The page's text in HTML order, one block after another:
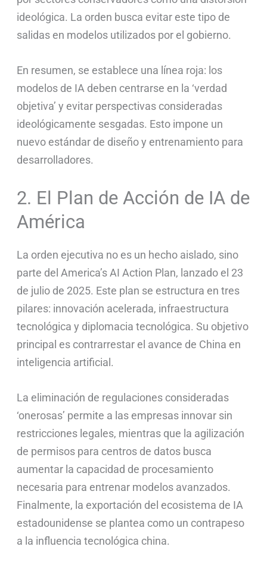
ideológica. La orden busca evitar este tipo de
salidas en modelos utilizados por el gobierno.
En resumen, se establece una línea roja: los
modelos de IA deben centrarse en la ‘verdad
objetiva’ y evitar perspectivas consideradas
ideológicamente sesgadas. Esto impone un
nuevo estándar de diseño y entrenamiento para
desarrolladores.
2. El Plan de Acción de IA de
América
La orden ejecutiva no es un hecho aislado, sino
parte del America’s AI Action Plan, lanzado el 23
de julio de 2025. Este plan se estructura en tres
pilares: innovación acelerada, infraestructura
tecnológica y diplomacia tecnológica. Su objetivo
principal es contrarrestar el avance de China en
inteligencia artificial.
La eliminación de regulaciones consideradas
‘onerosas’ permite a las empresas innovar sin
restricciones legales, mientras que la agilización
de permisos para centros de datos busca
aumentar la capacidad de procesamiento
necesaria para entrenar modelos avanzados.
Finalmente, la exportación del ecosistema de IA
estadounidense se plantea como un contrapeso
a la influencia tecnológica china.